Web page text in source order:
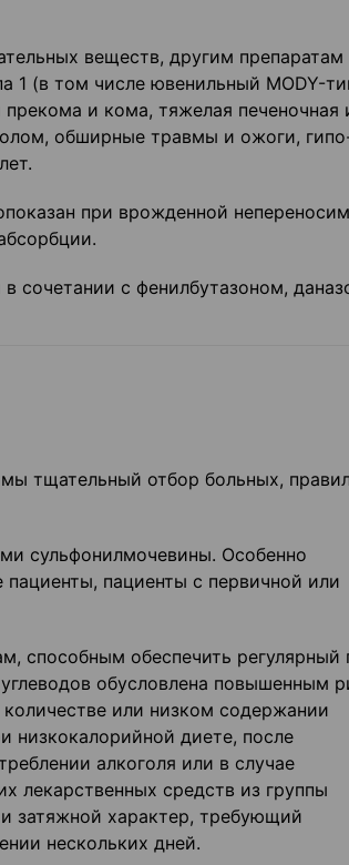
ве­ществ, другим препаратам
1 (в том числе ювенильный MODY-
и кома, тяжелая печеночная
обшир­ные травмы и ожоги,
при врожденной
сочетании с фенилбутазоном,
тща­тельный отбор больных,
сульфонилмочевины. Особенно
пациенты с первичной или
способ­ным обеспечить регулярный
обусловлена повышенным
или низком со­держании
низ­кокалорийной диете, после
алкоголя или в случае
лекарственных средств из группы
затяжной характер, требующий
нескольких дней.